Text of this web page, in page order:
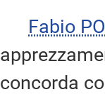
Fabio
concorda